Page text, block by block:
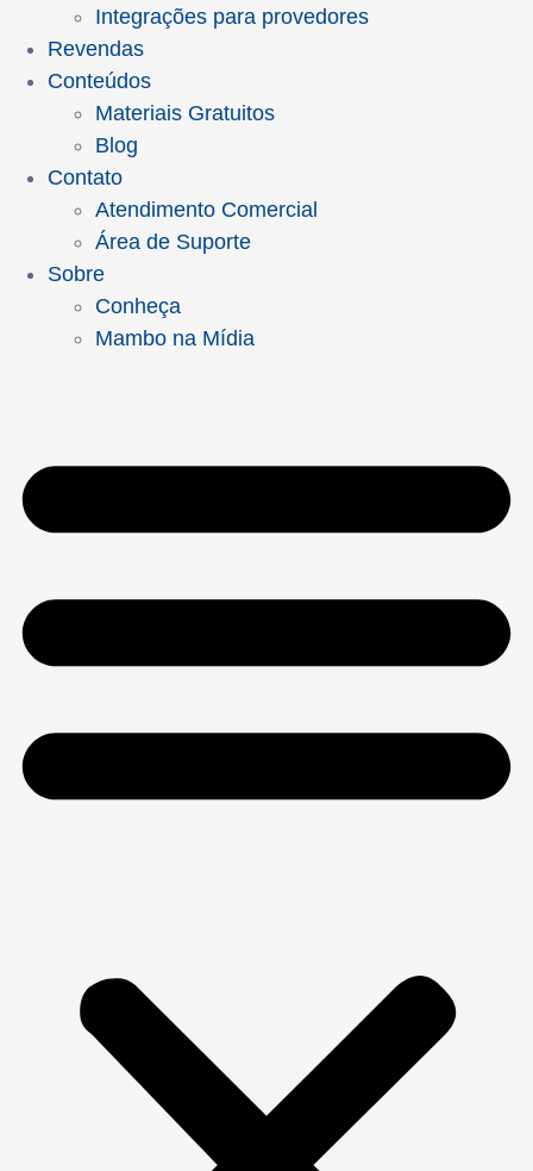
Integrações para provedores
Revendas
Conteúdos
Materiais Gratuitos
Blog
Contato
Atendimento Comercial
Área de Suporte
Sobre
Conheça
Mambo na Mídia